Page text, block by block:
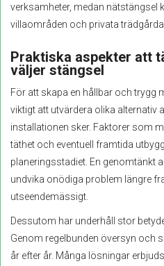
verksamheter, medan nätstängsel
villaområden och privata
Praktiska aspekter att
väljer stängsel
För att skapa en hållbar och trygg
viktigt att utvärdera olika alternativ
installationen sker. Faktorer som
täthet och eventuell framtida
planeringsstadiet. En genomtänkt
undvika onödiga problem längre
utseendemässigt.
Dessutom har underhåll stor
Genom regelbunden översyn och
år efter år. Många lösningar